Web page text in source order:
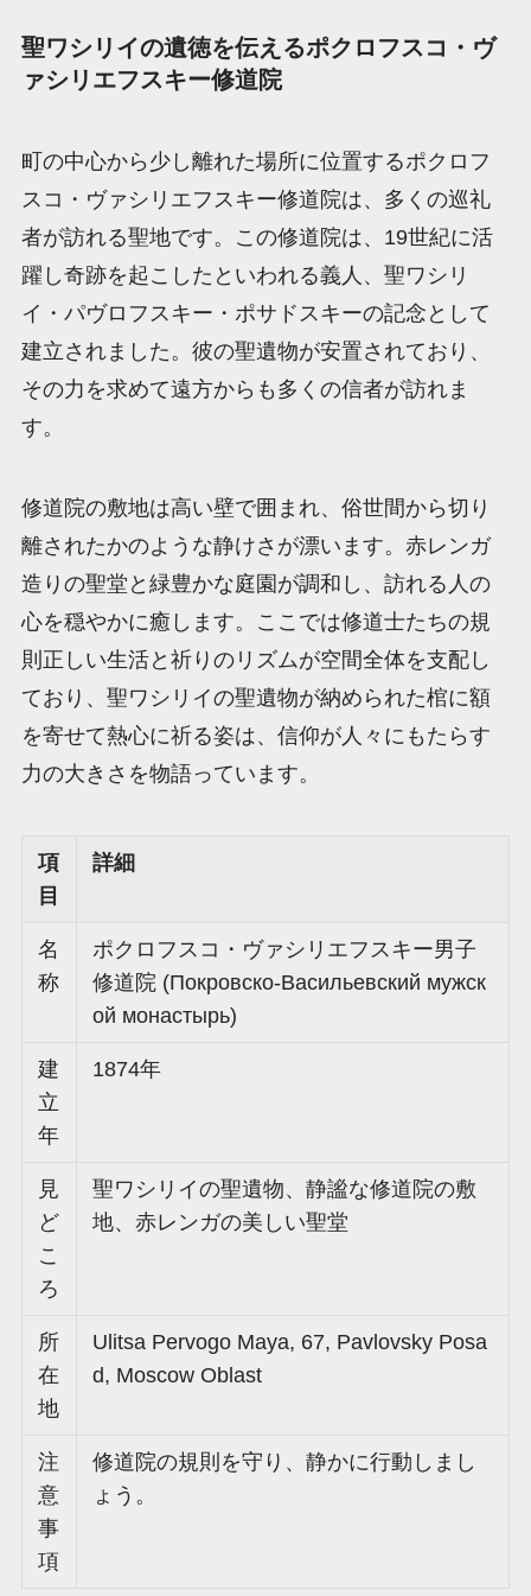
聖ワシリイの遺徳を伝えるポクロフスコ・ヴ
ァシリエフスキー修道院
町の中心から少し離れた場所に位置するポクロフ
スコ・ヴァシリエフスキー修道院は、多くの巡礼
者が訪れる聖地です。この修道院は、19世紀に活
躍し奇跡を起こしたといわれる義人、聖ワシリ
イ・パヴロフスキー・ポサドスキーの記念として
建立されました。彼の聖遺物が安置されており、
その力を求めて遠方からも多くの信者が訪れま
す。
修道院の敷地は高い壁で囲まれ、俗世間から切り
離されたかのような静けさが漂います。赤レンガ
造りの聖堂と緑豊かな庭園が調和し、訪れる人の
心を穏やかに癒します。ここでは修道士たちの規
則正しい生活と祈りのリズムが空間全体を支配し
ており、聖ワシリイの聖遺物が納められた棺に額
を寄せて熱心に祈る姿は、信仰が人々にもたらす
力の大きさを物語っています。
項
目
詳細
名
称
ポクロフスコ・ヴァシリエフスキー男子
修道院 (Покровско-Васильевский мужск
ой монастырь)
建
立
年
1874年
見
ど
こ
ろ
聖ワシリイの聖遺物、静謐な修道院の敷
地、赤レンガの美しい聖堂
所
在
地
Ulitsa Pervogo Maya, 67, Pavlovsky Posa
d, Moscow Oblast
注
意
事
項
修道院の規則を守り、静かに行動しまし
ょう。